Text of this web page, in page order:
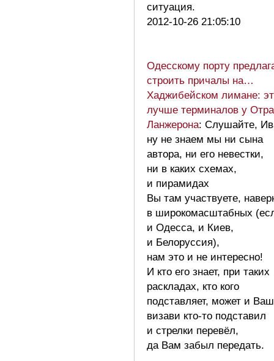
ситуация.
2012-10-26 21:05:10
Одесскому порту
строить причалы на…
Хаджибейском лимане:
лучше терминалов у
Ланжерона: Слушайте,
ну не знаем мы ни сына
автора, ни его невестки,
ни в каких схемах,
и пирамидах
Вы там участвуете,
в широкомасштабных
и Одесса, и Киев,
и Белоруссия),
нам это и не интересно!
И кто его знает, при таких
раскладах, кто кого
подставляет, может и
визави кто-то подставил
и стрелки перевёл,
да Вам забыл передать.